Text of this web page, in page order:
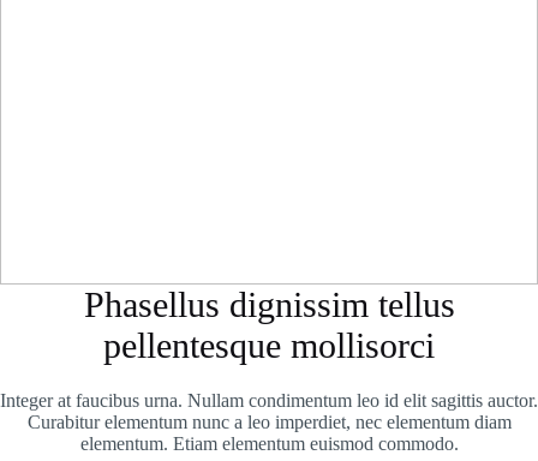
Phasellus dignissim tellus
pellentesque mollisorci
Integer at faucibus urna. Nullam condimentum leo id elit sagittis auctor.
Curabitur elementum nunc a leo imperdiet, nec elementum diam
elementum. Etiam elementum euismod commodo.